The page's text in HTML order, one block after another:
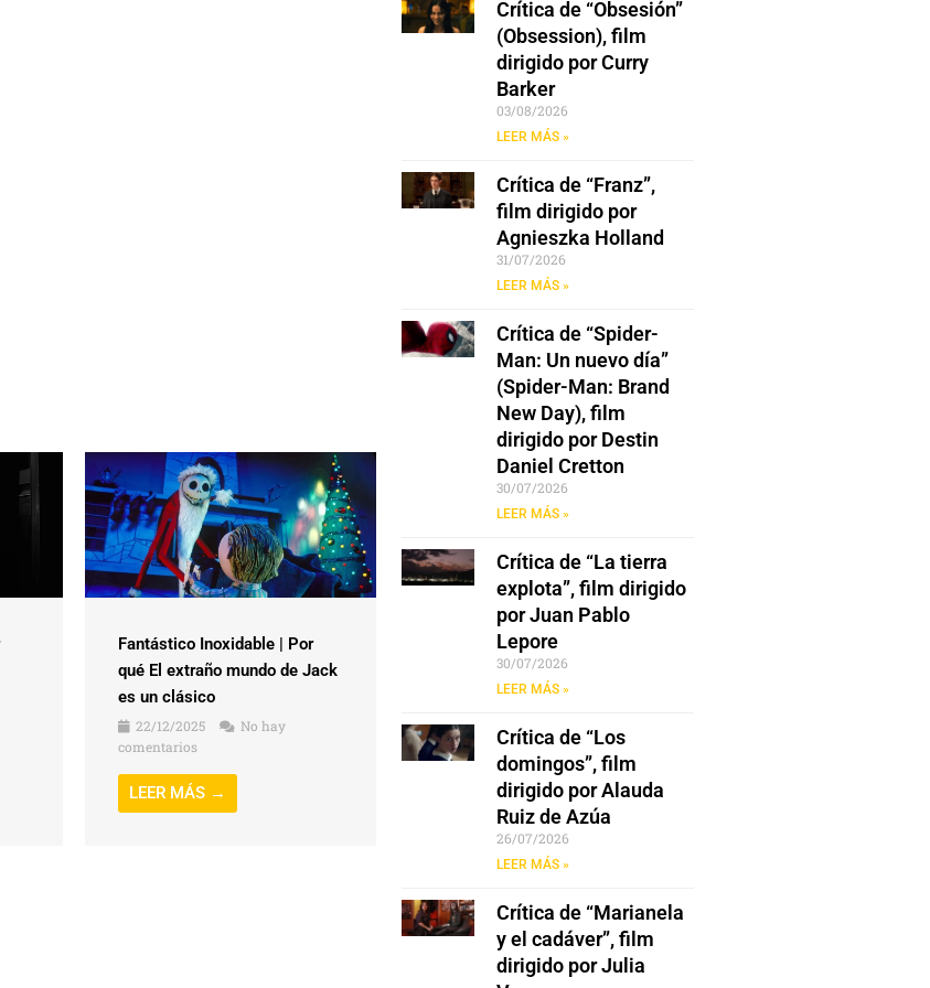
Fantástico Inoxidable | Por
qué El extraño mundo de Jack
es un clásico
22/12/2025
No hay
comentarios
LEER MÁS →
Crítica de “Obsesión”
(Obsession), film
dirigido por Curry
Barker
03/08/2026
LEER MÁS »
Crítica de “Franz”,
film dirigido por
Agnieszka Holland
31/07/2026
LEER MÁS »
Crítica de “Spider-
Man: Un nuevo día”
(Spider-Man: Brand
New Day), film
dirigido por Destin
Daniel Cretton
30/07/2026
LEER MÁS »
Crítica de “La tierra
explota”, film dirigido
por Juan Pablo
Lepore
30/07/2026
LEER MÁS »
Crítica de “Los
domingos”, film
dirigido por Alauda
Ruiz de Azúa
26/07/2026
LEER MÁS »
Crítica de “Marianela
y el cadáver”, film
dirigido por Julia